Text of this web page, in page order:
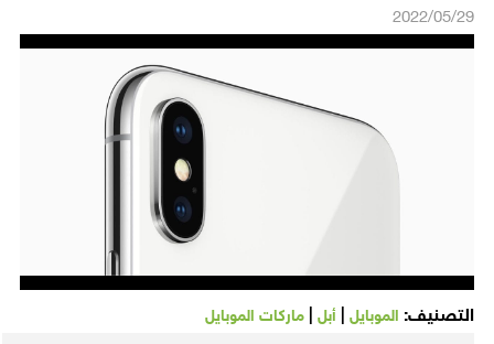
2022/05/29
التصنيف: الموبايل| أبل| ماركات الموبايل